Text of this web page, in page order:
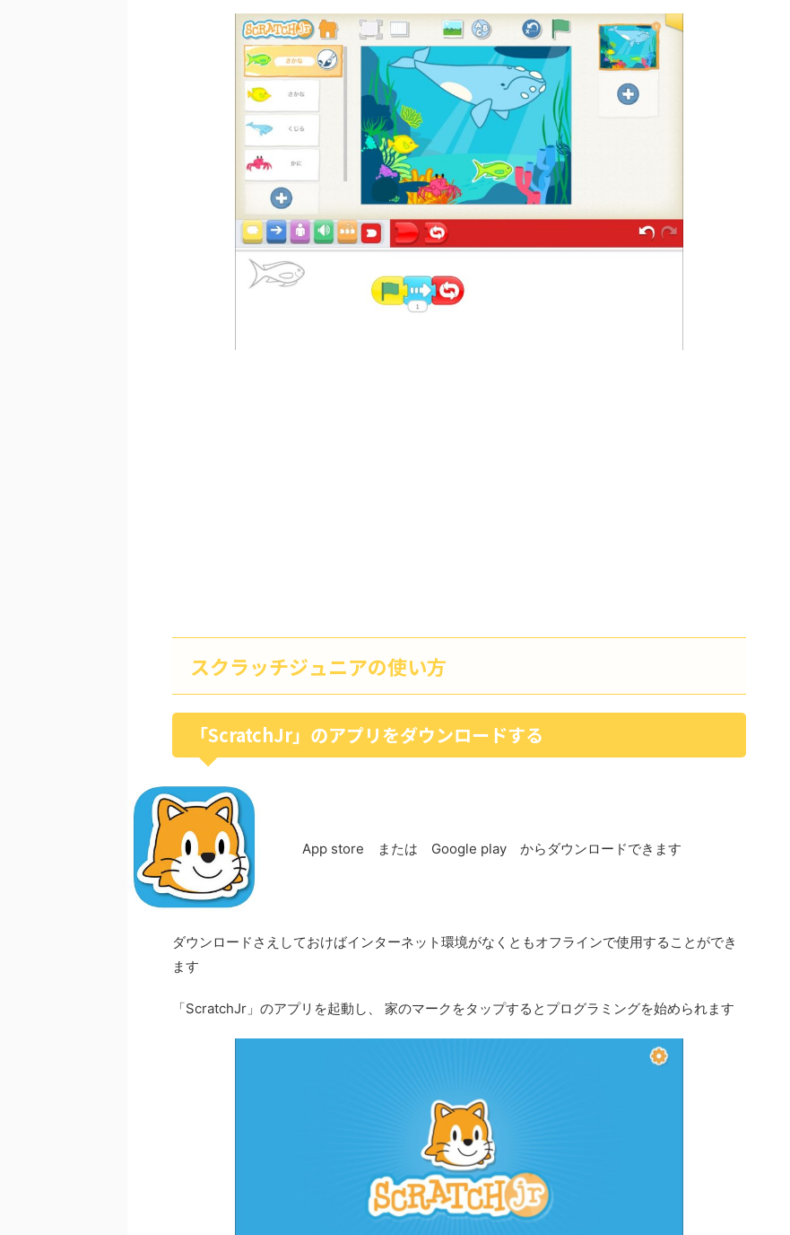
スクラッチジュニアの使い方
「ScratchJr」のアプリをダウンロードする
App store または Google play からダウンロードできます
ダウンロードさえしておけばインターネット環境がなくともオフラインで使用することができ
ます
「ScratchJr」のアプリを起動し、 家のマークをタップするとプログラミングを始められます